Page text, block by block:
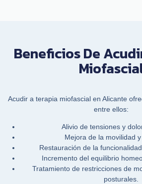
Beneficios De
Acudir a terapia miofascial en Alicante
entre ellos:
Alivio de tensiones y
Mejora de la movilidad y
Restauración de la
Incremento del equilibrio
Tratamiento de restricciones de
posturales.